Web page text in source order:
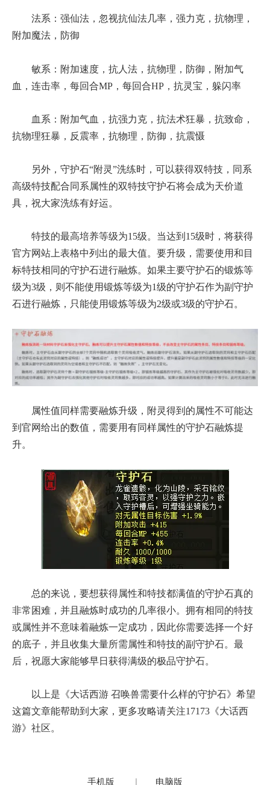
法系：强仙法，忽视抗仙法几率，强力克，抗物理，
附加魔法，防御
敏系：附加速度，抗人法，抗物理，防御，附加气
血，连击率，每回合MP，每回合HP，抗灵宝，躲闪率
血系：附加气血，抗强力克，抗法术狂暴，抗致命，
抗物理狂暴，反震率，抗物理，防御，抗震慑
另外，守护石“附灵”洗练时，可以获得双特技，同系
高级特技配合同系属性的双特技守护石将会成为天价道
具，祝大家洗练有好运。
特技的最高培养等级为15级。当达到15级时，将获得
官方网站上表格中列出的最大值。要升级，需要使用和目
标特技相同的守护石进行融炼。如果主要守护石的锻炼等
级为3级，则不能使用锻炼等级为1级的守护石作为副守护
石进行融炼，只能使用锻炼等级为2级或3级的守护石。
属性值同样需要融炼升级，附灵得到的属性不可能达
到官网给出的数值，需要用有同样属性的守护石融炼提
升。
总的来说，要想获得属性和特技都满值的守护石真的
非常困难，并且融炼时成功的几率很小。拥有相同的特技
或属性并不意味着融炼一定成功，因此你需要选择一个好
的底子，并且收集大量所需属性和特技的副守护石。最
后，祝愿大家能够早日获得满级的极品守护石。
以上是《大话西游 召唤兽需要什么样的守护石》希望
这篇文章能帮助到大家，更多攻略请关注17173《大话西
游》社区。
手机版 | 电脑版